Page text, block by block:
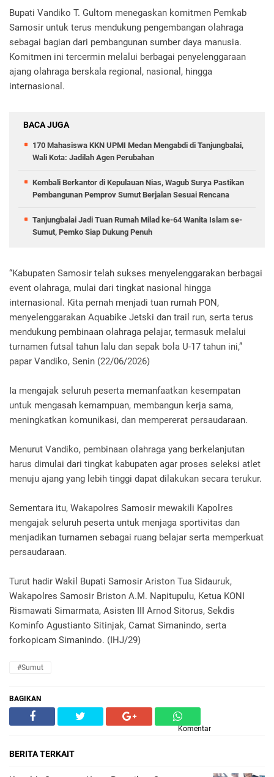
Bupati Vandiko T. Gultom menegaskan komitmen Pemkab
Samosir untuk terus mendukung pengembangan olahraga
sebagai bagian dari pembangunan sumber daya manusia.
Komitmen ini tercermin melalui berbagai penyelenggaraan
ajang olahraga berskala regional, nasional, hingga
internasional.
BACA JUGA
170 Mahasiswa KKN UPMI Medan Mengabdi di Tanjungbalai,
Wali Kota: Jadilah Agen Perubahan
Kembali Berkantor di Kepulauan Nias, Wagub Surya Pastikan
Pembangunan Pemprov Sumut Berjalan Sesuai Rencana
Tanjungbalai Jadi Tuan Rumah Milad ke-64 Wanita Islam se-
Sumut, Pemko Siap Dukung Penuh
“Kabupaten Samosir telah sukses menyelenggarakan berbagai
event olahraga, mulai dari tingkat nasional hingga
internasional. Kita pernah menjadi tuan rumah PON,
menyelenggarakan Aquabike Jetski dan trail run, serta terus
mendukung pembinaan olahraga pelajar, termasuk melalui
turnamen futsal tahun lalu dan sepak bola U-17 tahun ini,”
papar Vandiko, Senin (22/06/2026)
Ia mengajak seluruh peserta memanfaatkan kesempatan
untuk mengasah kemampuan, membangun kerja sama,
meningkatkan komunikasi, dan mempererat persaudaraan.
Menurut Vandiko, pembinaan olahraga yang berkelanjutan
harus dimulai dari tingkat kabupaten agar proses seleksi atlet
menuju ajang yang lebih tinggi dapat dilakukan secara terukur.
Sementara itu, Wakapolres Samosir mewakili Kapolres
mengajak seluruh peserta untuk menjaga sportivitas dan
menjadikan turnamen sebagai ruang belajar serta memperkuat
persaudaraan.
Turut hadir Wakil Bupati Samosir Ariston Tua Sidauruk,
Wakapolres Samosir Briston A.M. Napitupulu, Ketua KONI
Rismawati Simarmata, Asisten III Arnod Sitorus, Sekdis
Kominfo Agustianto Sitinjak, Camat Simanindo, serta
forkopicam Simanindo. (IHJ/29)
#Sumut
BAGIKAN
Komentar
BERITA TERKAIT